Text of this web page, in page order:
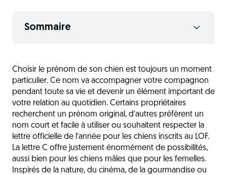
Sommaire
Des idées de prénoms mâles en C
Des idées de prénoms femelles en C
Les prénoms inspirés de la culture populaire
Les prénoms selon le caractère du chien
Les conseils pour bien choisir un prénom
Le rôle du prénom dans l’éducation
Choisir le prénom de son chien est toujours un moment
particulier. Ce nom va accompagner votre compagnon
pendant toute sa vie et devenir un élément important de
votre relation au quotidien. Certains propriétaires
recherchent un prénom original, d’autres préfèrent un
nom court et facile à utiliser ou souhaitent respecter la
lettre officielle de l’année pour les chiens inscrits au LOF.
La lettre C offre justement énormément de possibilités,
aussi bien pour les chiens mâles que pour les femelles.
Inspirés de la nature, du cinéma, de la gourmandise ou